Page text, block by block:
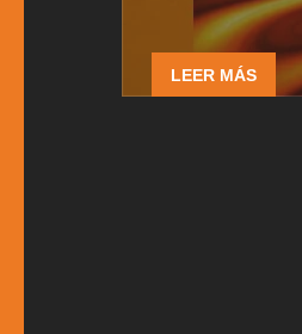
LEER MÁS